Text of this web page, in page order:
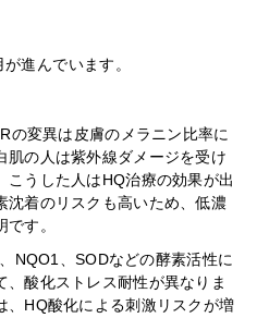
進んでいます。
の変異は皮膚のメラニン比率に
肌の人は紫外線ダメージを受け
こうした人はHQ治療の効果が出
沈着のリスクも高いため、低濃
す。
NQO1、SODなどの酵素活性に
、酸化ストレス耐性が異なりま
、HQ酸化による刺激リスクが増